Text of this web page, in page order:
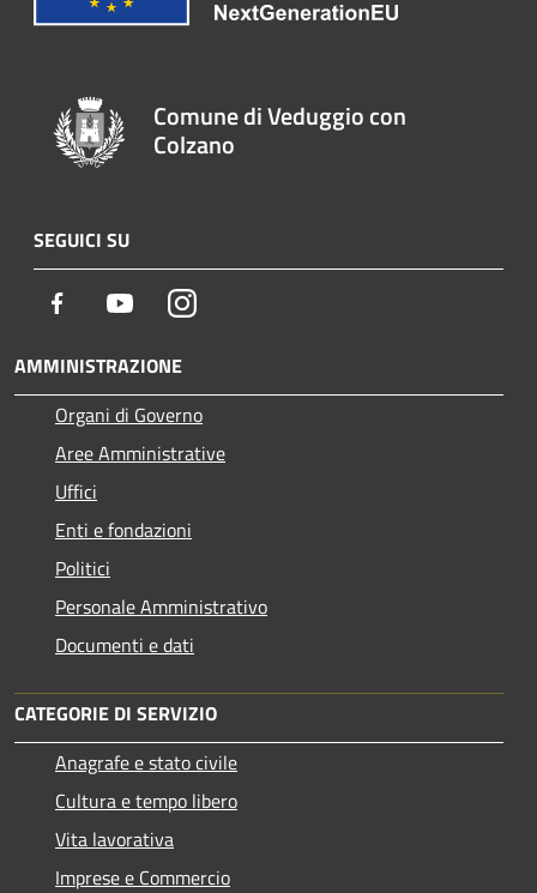
Comune di Veduggio con
Colzano
SEGUICI SU
Facebook YoutubeInstagram
AMMINISTRAZIONE
Organi di Governo
Aree Amministrative
Uffici
Enti e fondazioni
Politici
Personale Amministrativo
Documenti e dati
CATEGORIE DI SERVIZIO
Anagrafe e stato civile
Cultura e tempo libero
Vita lavorativa
Imprese e Commercio